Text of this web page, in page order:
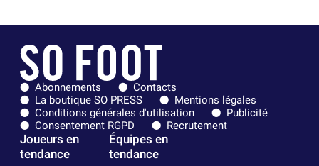
Abonnements
Contacts
La boutique SO PRESS
Mentions légales
Conditions générales d'utilisation
Publicité
Consentement RGPD
Recrutement
Joueurs en
tendance
Équipes en
tendance